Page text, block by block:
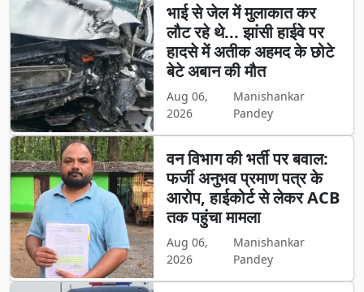
भाई से जेल में मुलाकात कर
लौट रहे थे... झांसी हाईवे पर
हादसे में अतीक अहमद के छोटे
बेटे अबान की मौत
Aug 06,
2026
Manishankar
Pandey
वन विभाग की भर्ती पर बवाल:
फर्जी अनुभव प्रमाण पत्र के
आरोप, हाईकोर्ट से लेकर ACB
तक पहुंचा मामला
Aug 06,
2026
Manishankar
Pandey